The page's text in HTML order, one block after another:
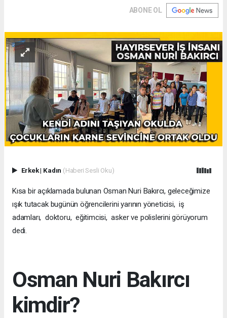
ABONE OL
Erkek| Kadın (Haberi Sesli Oku)
Kısa bir açıklamada bulunan Osman Nuri Bakırcı, geleceğimize
ışık tutacak bugünün öğrencilerini yarının yöneticisi, iş
adamları, doktoru, eğitimcisi, asker ve polislerini görüyorum
dedi.
Osman Nuri Bakırcı
kimdir?